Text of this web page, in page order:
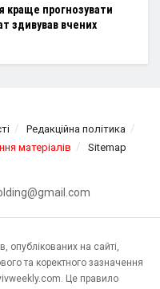
краще прогнозувати
здивував вчених
Редакційна політика
матеріалів Sitemap
опублікованих на сайті,
та коректного зазначення
Це правило